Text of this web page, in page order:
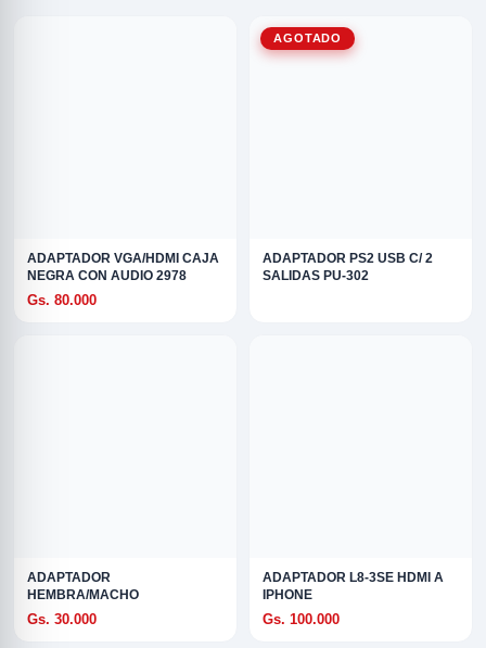
ADAPTADOR VGA/HDMI CAJA
NEGRA CON AUDIO 2978
Gs. 80.000
AGOTADO
ADAPTADOR PS2 USB C/ 2
SALIDAS PU-302
ADAPTADOR
HEMBRA/MACHO
Gs. 30.000
ADAPTADOR L8-3SE HDMI A
IPHONE
Gs. 100.000